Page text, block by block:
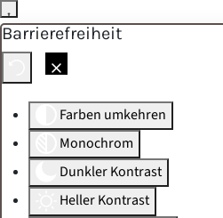
Barrierefreiheit
Farben umkehren
Monochrom
Dunkler Kontrast
Heller Kontrast
Skip to main content